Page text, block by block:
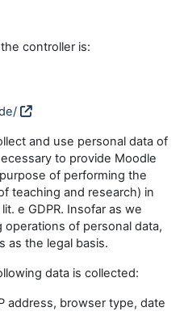
controller is:
and use personal data of
to provide Moodle
of performing the
teaching and research) in
e GDPR. Insofar as we
of personal data,
as the legal basis.
data is collected:
address, browser type, date